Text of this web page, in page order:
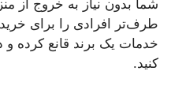
شما بدون نیاز به خروج از
طرف‌تر افرادی را برای
خدمات یک برند قانع کرده
کنید.